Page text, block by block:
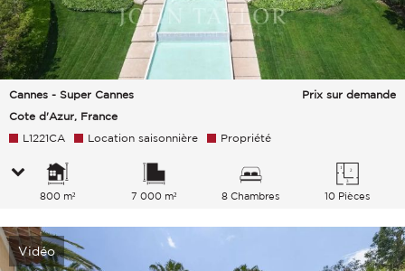
Cannes - Super Cannes
Cote d'Azur, France
Prix sur demande
L1221CA Location saisonnière Propriété
800 m² 7 000 m² 8 Chambres 10 Pièces
Vidéo